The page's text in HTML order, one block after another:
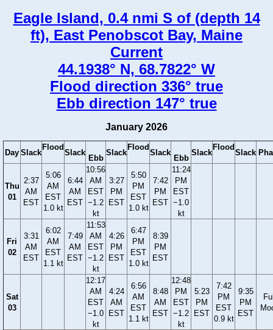
Eagle Island, 0.4 nmi S of (depth 14
ft), East Penobscot Bay, Maine
Current
44.1938° N, 68.7822° W
Flood direction 336° true
Ebb direction 147° true
January 2026
Day Slack
Flood
Slack
Ebb
Slack
Flood
Slack
Ebb
Slack
Flood
Slack
Thu
01
2:37
AM
EST
5:06
AM
EST
1.0 kt
6:44
AM
EST
10:56
AM
EST
−1.2
kt
3:27
PM
EST
5:50
PM
EST
1.0 kt
7:42
PM
EST
11:24
PM
EST
−1.0
kt
Fri
02
3:31
AM
EST
6:02
AM
EST
1.1 kt
7:49
AM
EST
11:53
AM
EST
−1.2
kt
4:26
PM
EST
6:47
PM
EST
1.0 kt
8:39
PM
EST
Sat
03
12:17
AM
EST
−1.0
kt
4:24
AM
EST
6:56
AM
EST
1.1 kt
8:48
AM
EST
12:48
PM
EST
−1.2
kt
5:23
PM
EST
7:42
PM
EST
0.9 kt
9:35
PM
EST